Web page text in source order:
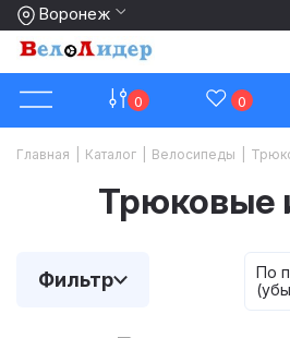
Воронеж
0 0
Главная Каталог Велосипеды
Трюковые
Фильтр
По